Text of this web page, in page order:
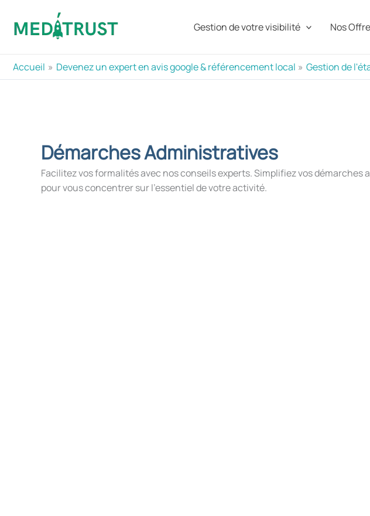
contenu
Gestion de votre visibilité Nos
Accueil Devenez un expert en avis google & référencement local Gestion de
Démarches Administratives
Facilitez vos formalités avec nos conseils experts. Simplifiez vos démarches
pour vous concentrer sur l’essentiel de votre activité.